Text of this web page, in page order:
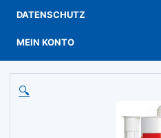
DATENSCHUTZ
MEIN KONTO
🔍